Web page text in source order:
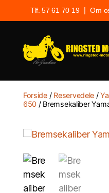
Tlf. 57 61 70 19 | Om
Motor
Forside/ Reservedele /
650 / Bremsekaliber